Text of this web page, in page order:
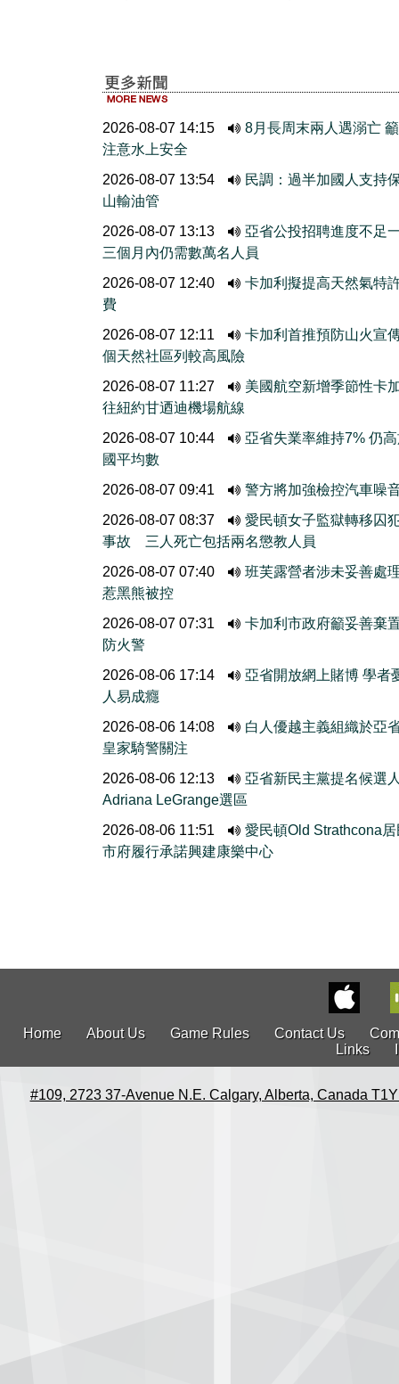
2026-08-07 14:15
8月長周末兩人遇溺亡
注意水上安全
2026-08-07 13:54
民調：過半加國人支持
山輸油管
2026-08-07 13:13
亞省公投招聘進度不
三個月內仍需數萬名人員
2026-08-07 12:40
卡加利擬提高天然氣特
費
2026-08-07 12:11
卡加利首推預防山火宣
個天然社區列較高風險
2026-08-07 11:27
美國航空新增季節性卡
往紐約甘迺迪機場航線
2026-08-07 10:44
亞省失業率維持7% 仍
國平均數
2026-08-07 09:41
警方將加強檢控汽車噪
2026-08-07 08:37
愛民頓女子監獄轉移囚
事故 三人死亡包括兩名懲教人員
2026-08-07 07:40
班芙露營者涉未妥善處
惹黑熊被控
2026-08-07 07:31
卡加利市政府籲妥善棄
防火警
2026-08-06 17:14
亞省開放網上賭博 學者
人易成癮
2026-08-06 14:08
白人優越主義組織於亞
皇家騎警關注
2026-08-06 12:13
亞省新民主黨提名候選
Adriana LeGrange選區
2026-08-06 11:51
愛民頓Old Strathcona
市府履行承諾興建康樂中心
Home About Us Game Rules Contact Us
Links
#109, 2723 37-Avenue N.E. Calgary, Alberta, Canada